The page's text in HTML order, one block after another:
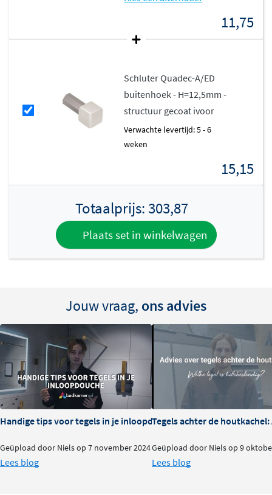
11,75
Schluter Quadec-A/ED
buitenhoek - H=12,5mm -
structuur gecoat ivoor
Verwachte levertijd: 5 - 6
weken
15,15
Totaalprijs:303,87
Plaats set in winkelwagen
Jouw vraag, ons advies
Handige tips voor tegels in je inloopdouche
Geüpload door Niels op 7 november 2024
Lees blog
Tegels achter de
Geüpload door Niels op 9
Lees blog